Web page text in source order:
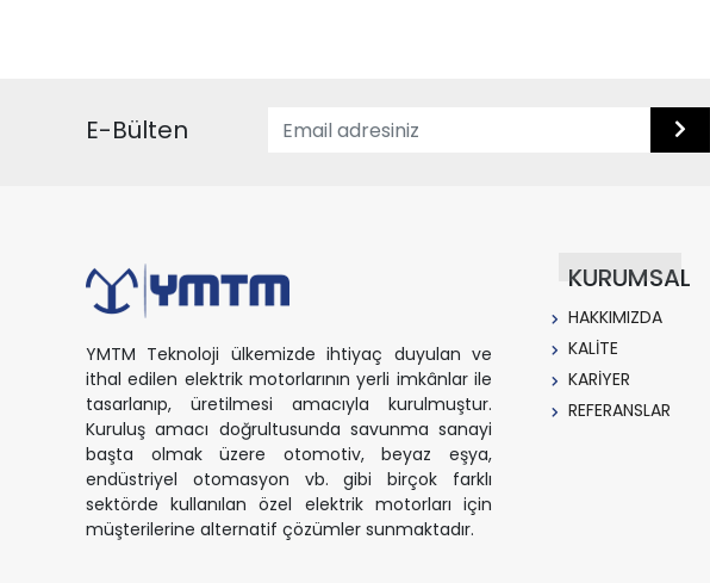
E-Bülten
YMTM Teknoloji ülkemizde ihtiyaç duyulan ve
ithal edilen elektrik motorlarının yerli imkânlar ile
tasarlanıp, üretilmesi amacıyla kurulmuştur.
Kuruluş amacı doğrultusunda savunma sanayi
başta olmak üzere otomotiv, beyaz eşya,
endüstriyel otomasyon vb. gibi birçok farklı
sektörde kullanılan özel elektrik motorları için
müşterilerine alternatif çözümler sunmaktadır.
KURUMSAL
HAKKIMIZDA
KALİTE
KARİYER
REFERANSLAR